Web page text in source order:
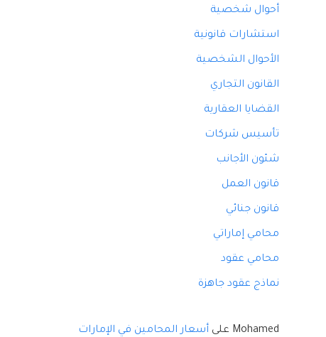
أحوال شخصية
استشارات قانونية
الأحوال الشخصية
القانون التجاري
القضايا العقارية
تأسيس شركات
شئون الأجانب
قانون العمل
قانون جنائي
محامي إماراتي
محامي عقود
نماذج عقود جاهزة
Mohamed على أسعار المحامين في الإمارات